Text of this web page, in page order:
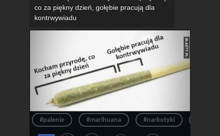
co za piękny dzień, gołębie pracują dla
kontrwywiadu
#palenie #marihuana #narkotyki